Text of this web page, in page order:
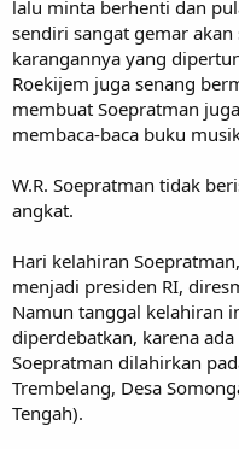
lalu minta berhenti dan
sendiri sangat gemar
karangannya yang
Roekijem juga senang
membuat Soepratman
membaca-baca buku
W.R. Soepratman tidak
angkat.
Hari kelahiran
menjadi presiden RI,
Namun tanggal kelahiran
diperdebatkan, karena
Soepratman dilahirkan
Trembelang, Desa
Tengah).